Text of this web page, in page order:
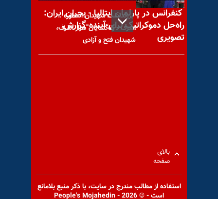
بزرگداشت شهیدان اسطوره
اشرف - راه‌گشایان هزار اشرف،
شهیدان فتح و آزادی
(علی) وشاق
کنفرانس در پارلمان ایتالیا - بحران ایران:
راه‌حل دموکراتیک برای آینده-گزارش
تصویری
بالای
صفحه
استفاده از مطالب مندرج در سايت، با ذكر منبع بلامانع
است - © 2026 - People's Mojahedin